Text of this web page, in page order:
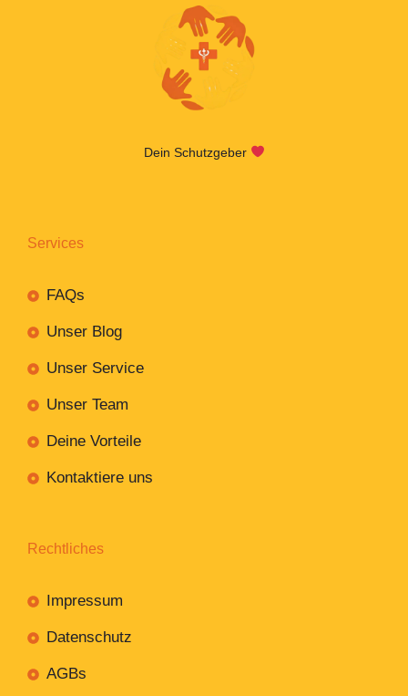
Dein Schutzgeber
Services
FAQs
Unser Blog
Unser Service
Unser Team
Deine Vorteile
Kontaktiere uns
Rechtliches
Impressum
Datenschutz
AGBs